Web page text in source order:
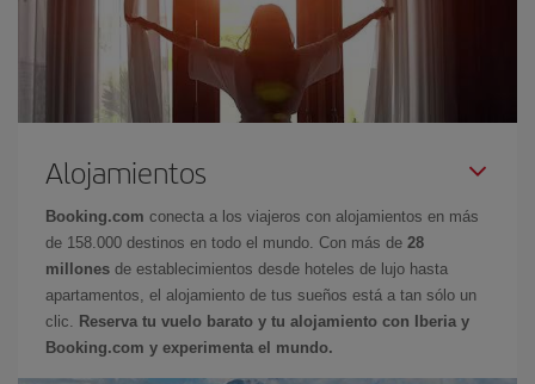
Alojamientos
Booking.com conecta a los viajeros con alojamientos en más
de 158.000 destinos en todo el mundo. Con más de 28
millones de establecimientos desde hoteles de lujo hasta
apartamentos, el alojamiento de tus sueños está a tan sólo un
clic.
Reserva tu vuelo barato y tu alojamiento con Iberia y
Booking.com y experimenta el mundo.